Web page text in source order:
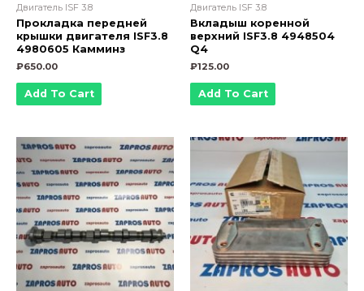
Двигатель ISF 3.8
Прокладка передней
крышки двигателя ISF3.8
4980605 Камминз
₽650.00
Add To Cart
Двигатель ISF 3.8
Вкладыш коренной
верхний ISF3.8 4948504
Q4
₽125.00
Add To Cart